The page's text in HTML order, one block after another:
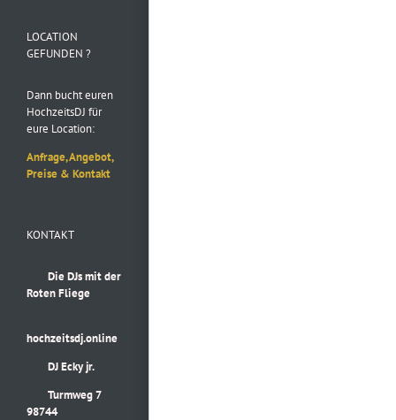
LOCATION
GEFUNDEN ?
Dann bucht euren
HochzeitsDJ für
eure Location:
Anfrage, Angebot,
Preise & Kontakt
KONTAKT
Die DJs mit der
Roten Fliege
hochzeitsdj.online
DJ Ecky jr.
Turmweg 7
98744